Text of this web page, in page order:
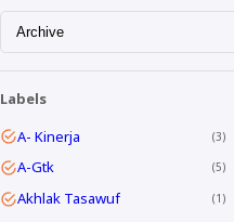
Labels
A- Kinerja
3
A-Gtk 5
Akhlak Tasawuf 1